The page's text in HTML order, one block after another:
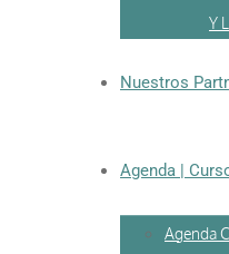
Y
Nuestros
Agenda |
Agenda